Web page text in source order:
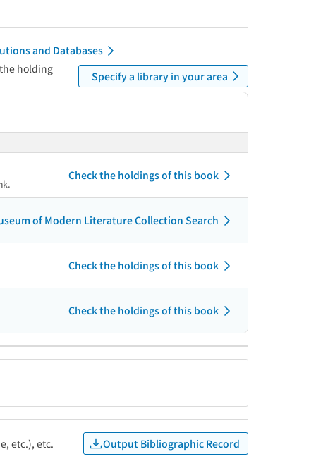
and Databases
holding
Specify a library in your area
Check the holdings of this book
of Modern Literature Collection Search
Check the holdings of this book
Check the holdings of this book
etc.), etc. Output Bibliographic Record